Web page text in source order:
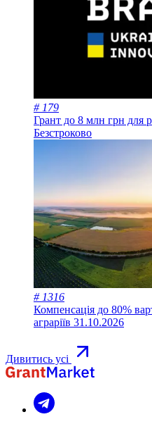
# 179
Грант до 8 млн грн для
Безстроково
# 1316
Компенсація до 80%
аграріїв 31.10.2026
Дивитись усі